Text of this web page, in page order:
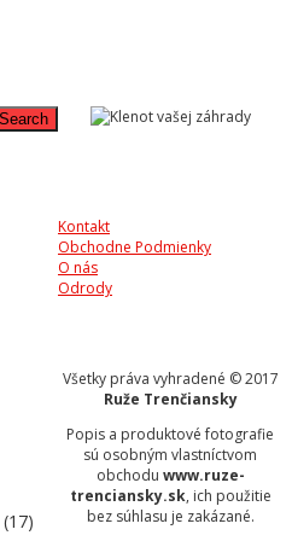
(17)
Kontakt
Obchodne Podmienky
O nás
Odrody
Všetky práva vyhradené © 2017
Ruže Trenčiansky
Popis a produktové fotografie
sú osobným vlastníctvom
obchodu www.ruze-
trenciansky.sk, ich použitie
bez súhlasu je zakázané.